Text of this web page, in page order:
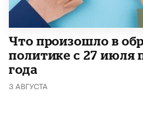
​Что произошло в
политике с 27 июля
года
3 АВГУСТА